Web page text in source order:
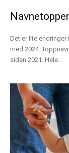
Det er lite
med 2024.
siden 2021. Hele...